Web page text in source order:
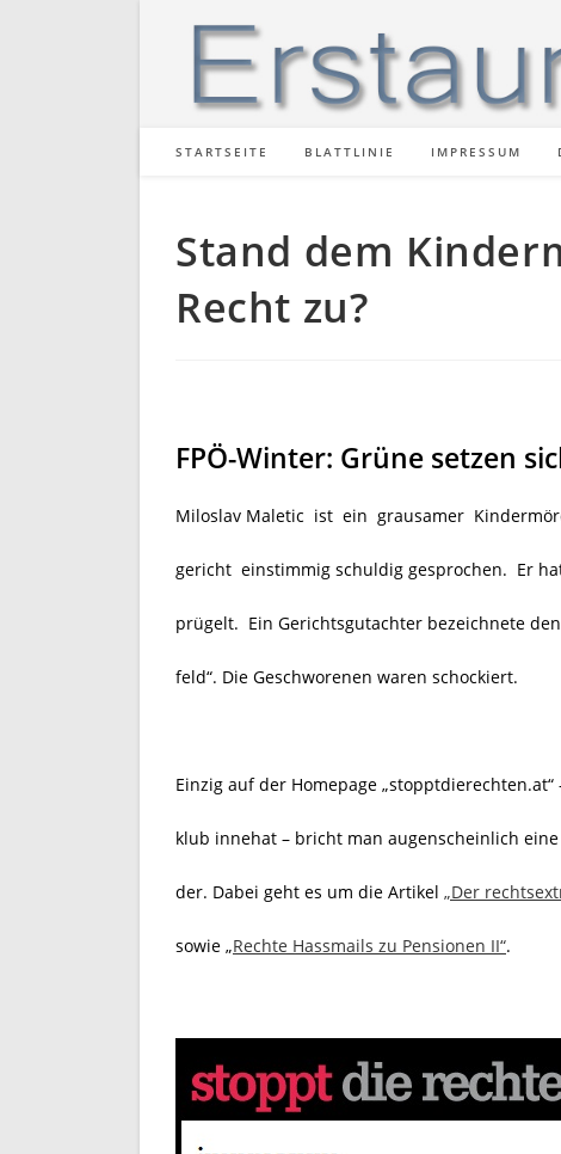
STARTSEITE BLATTLINIE IMPRESSUM
Stand dem
Recht zu?
FPÖ-Winter: Grüne setzen
Miloslav Maletic ist ein grausamer
gericht einstimmig schuldig gesprochen. Er
prügelt. Ein Gerichtsgutachter bezeichnete
feld“. Die Geschworenen waren schockiert.
Einzig auf der Homepage
klub innehat – bricht man augenscheinlich
der. Dabei geht es um die Artikel „Der
sowie „Rechte Hassmails zu Pensionen II“.